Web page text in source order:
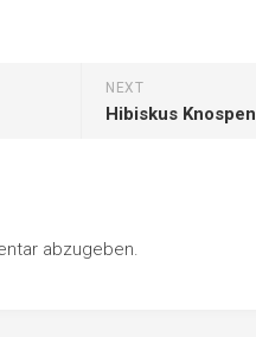
NEXT
Hibiskus Knospen
abzugeben.